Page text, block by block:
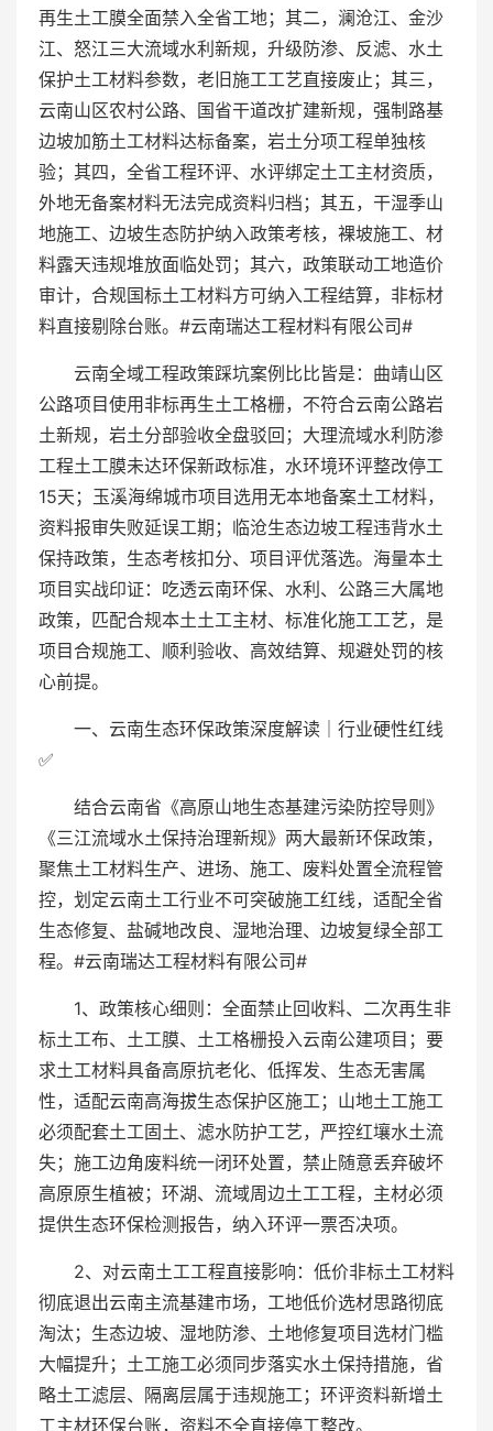
再生土工膜全面禁入全省工地；其二，澜沧江、金沙
江、怒江三大流域水利新规，升级防渗、反滤、水土
保护土工材料参数，老旧施工工艺直接废止；其三，
云南山区农村公路、国省干道改扩建新规，强制路基
边坡加筋土工材料达标备案，岩土分项工程单独核
验；其四，全省工程环评、水评绑定土工主材资质，
外地无备案材料无法完成资料归档；其五，干湿季山
地施工、边坡生态防护纳入政策考核，裸坡施工、材
料露天违规堆放面临处罚；其六，政策联动工地造价
审计，合规国标土工材料方可纳入工程结算，非标材
料直接剔除台账。#云南瑞达工程材料有限公司#
云南全域工程政策踩坑案例比比皆是：曲靖山区
公路项目使用非标再生土工格栅，不符合云南公路岩
土新规，岩土分部验收全盘驳回；大理流域水利防渗
工程土工膜未达环保新政标准，水环境环评整改停工
15天；玉溪海绵城市项目选用无本地备案土工材料，
资料报审失败延误工期；临沧生态边坡工程违背水土
保持政策，生态考核扣分、项目评优落选。海量本土
项目实战印证：吃透云南环保、水利、公路三大属地
政策，匹配合规本土土工主材、标准化施工工艺，是
项目合规施工、顺利验收、高效结算、规避处罚的核
心前提。
一、云南生态环保政策深度解读｜行业硬性红线
✅
结合云南省《高原山地生态基建污染防控导则》
《三江流域水土保持治理新规》两大最新环保政策，
聚焦土工材料生产、进场、施工、废料处置全流程管
控，划定云南土工行业不可突破施工红线，适配全省
生态修复、盐碱地改良、湿地治理、边坡复绿全部工
程。#云南瑞达工程材料有限公司#
1、政策核心细则：全面禁止回收料、二次再生非
标土工布、土工膜、土工格栅投入云南公建项目；要
求土工材料具备高原抗老化、低挥发、生态无害属
性，适配云南高海拔生态保护区施工；山地土工施工
必须配套土工固土、滤水防护工艺，严控红壤水土流
失；施工边角废料统一闭环处置，禁止随意丢弃破坏
高原原生植被；环湖、流域周边土工工程，主材必须
提供生态环保检测报告，纳入环评一票否决项。
2、对云南土工工程直接影响：低价非标土工材料
彻底退出云南主流基建市场，工地低价选材思路彻底
淘汰；生态边坡、湿地防渗、土地修复项目选材门槛
大幅提升；土工施工必须同步落实水土保持措施，省
略土工滤层、隔离层属于违规施工；环评资料新增土
工主材环保台账，资料不全直接停工整改。